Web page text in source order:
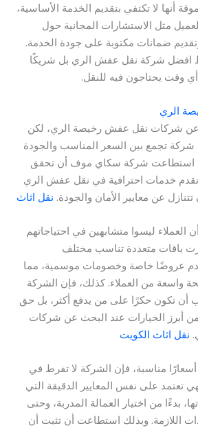
أنها لا تكتفي بتقديم الخدمة الأساسية،
مثل الاستشارات المجانية حول
ضمانات مكتوبة على جودة الخدمة.
افضل شركة نقل عفش الري بل شريكًا
أي وقت يحتاجون فيه للنقل.
الري
عن شركات نقل عفش رخيصة الري، لكن
شركة تجمع بين السعر المناسب والجودة
استطاعت شركة سكاي موف أن تحقق
تقدم خدمات احترافية في نقل عفش الري
عن معايير الأمان والجودة. نقل اثاث
ليسوا متشابهين في احتياجاتهم
باقات متعددة تناسب مختلف
عروضًا خاصة وخصومات موسمية، مما
واسعة من العملاء. كذلك، فإن الشركة
أن تكون حكرًا على من يدفع أكثر، بل حق
أبرز الخيارات عند البحث عن شركات
نقل اثاث الكويت
أسعارًا مناسبة، فإن الشركة لا تفرط في
تعتمد على نفس المعايير الدقيقة التي
بدءًا من اختيار العمالة المدربة، وحتى
اللازمة. وبذلك استطاعت أن تثبت أن